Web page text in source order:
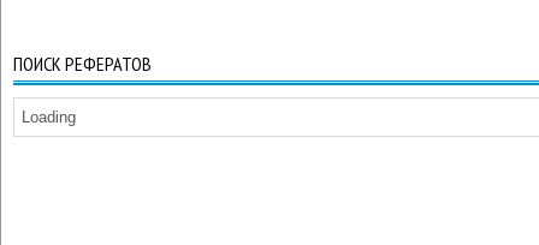
ПОИСК РЕФЕРАТОВ
Loading